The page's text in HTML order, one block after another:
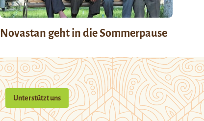
Novastan geht in die Sommerpause
Unterstützt uns